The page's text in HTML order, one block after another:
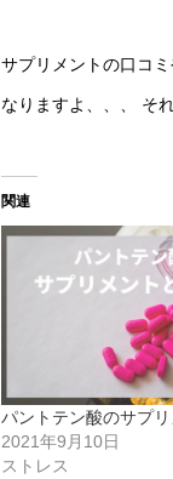
サプリメントの口コ
なりますよ、、、 そ
関連
パントテン酸のサプリ
2021年9月10日
ストレス